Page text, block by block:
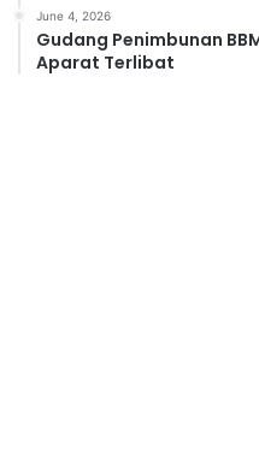
June 4, 2026
Gudang Penimbunan
Aparat Terlibat